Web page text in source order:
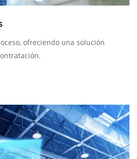
ofreciendo una solución